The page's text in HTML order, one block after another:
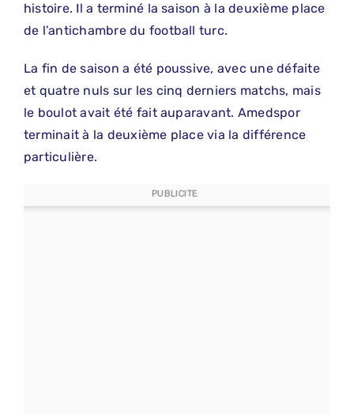
histoire. Il a terminé la saison à la deuxième place
de l’antichambre du football turc.
La fin de saison a été poussive, avec une défaite
et quatre nuls sur les cinq derniers matchs, mais
le boulot avait été fait auparavant. Amedspor
terminait à la deuxième place via la différence
particulière.
PUBLICITE